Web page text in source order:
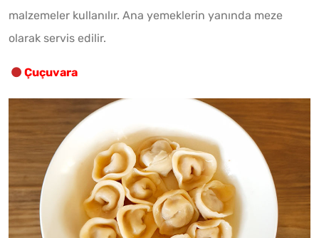
malzemeler kullanılır. Ana yemeklerin yanında meze
olarak servis edilir.
Çuçuvara